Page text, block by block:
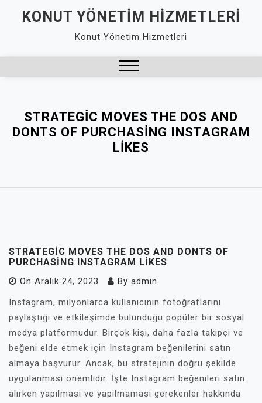
KONUT YÖNETIM HIZMETLERI
Konut Yönetim Hizmetleri
STRATEGIC MOVES THE DOS AND
DONTS OF PURCHASING INSTAGRAM
LIKES
STRATEGIC MOVES THE DOS AND DONTS OF
PURCHASING INSTAGRAM LIKES
On Aralık 24, 2023 By admin
Instagram, milyonlarca kullanıcının fotoğraflarını
paylaştığı ve etkileşimde bulunduğu popüler bir sosyal
medya platformudur. Birçok kişi, daha fazla takipçi ve
beğeni elde etmek için Instagram beğenilerini satın
almaya başvurur. Ancak, bu stratejinin doğru şekilde
uygulanması önemlidir. İşte Instagram beğenileri satın
alırken yapılması ve yapılmaması gerekenler hakkında